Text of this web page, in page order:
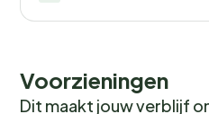
paden, enzovoort.
Voorzieningen
Dit maakt jouw verblijf